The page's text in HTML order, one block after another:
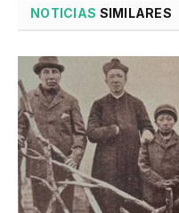
NOTICIAS SIMILARES